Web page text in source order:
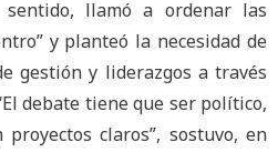
llamó a ordenar las
y planteó la necesidad de
gestión y liderazgos a través
debate tiene que ser político,
claros”, sostuvo, en